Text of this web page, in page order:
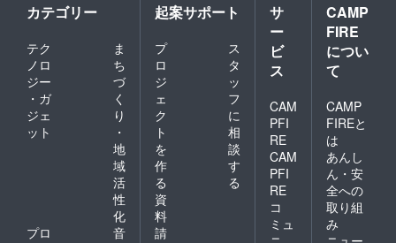
カテゴリー
テク
ノロ
ジー
・ガ
ジェ
ット
ま
ち
づ
く
り
・
地
域
活
性
化
プロ
音
起案サポート
プ
ロ
ジ
ェ
ク
ト
を
作
る
ス
タ
ッ
フ
に
相
談
す
る
資
料
請
サ
ー
ビ
ス
CAM
PFI
RE
CAM
PFI
RE
コ
ミュ
CAMP
FIRE
につい
て
CAMP
FIREと
は
あんし
ん・安
全への
取り組
み